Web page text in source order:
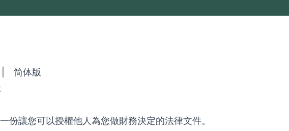
简体版
份讓您可以授權他人為您做財務決定的法律文件。